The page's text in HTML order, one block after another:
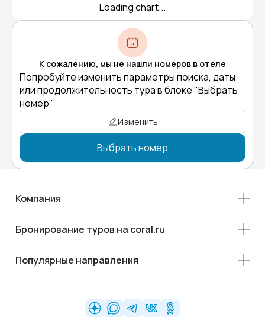
Loading chart...
К сожалению, мы не нашли номеров в отеле
Попробуйте изменить параметры поиска, даты
или продолжительность тура в блоке "Выбрать
номер"
Изменить
Выбрать номер
Компания
Бронирование туров на coral.ru
Популярные направления